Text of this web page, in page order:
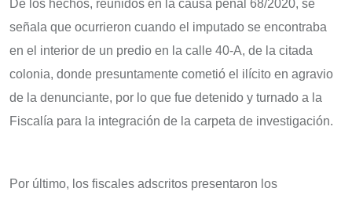
De los hechos, reunidos en la causa penal 68/2020, se
señala que ocurrieron cuando el imputado se encontraba
en el interior de un predio en la calle 40-A, de la citada
colonia, donde presuntamente cometió el ilícito en agravio
de la denunciante, por lo que fue detenido y turnado a la
Fiscalía para la integración de la carpeta de investigación.
Por último, los fiscales adscritos presentaron los